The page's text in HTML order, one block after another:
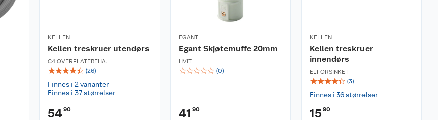
KELLEN
Kellen treskruer utendørs
C4 OVERFLATEBEHA.
☆☆☆☆☆ (26)
Finnes i 2 varianter
Finnes i 37 størrelser
5490
EGANT
Egant Skjøtemuffe 20mm
HVIT
☆☆☆☆☆ (0)
41 90
KELLEN
Kellen treskruer
innendørs
ELFORSINKET
☆☆☆☆☆ (3)
Finnes i 36 størrelser
15 90